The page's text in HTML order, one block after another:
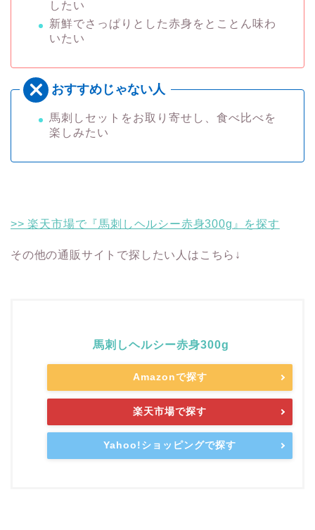
したい
新鮮でさっぱりとした赤身をとことん味わ
いたい
馬刺しセットをお取り寄せし、食べ比べを
楽しみたい
>> 楽天市場で『馬刺しヘルシー赤身300g』を探す
その他の通販サイトで探したい人はこちら↓
馬刺しヘルシー赤身300g
Amazonで探す
楽天市場で探す
Yahoo!ショッピングで探す